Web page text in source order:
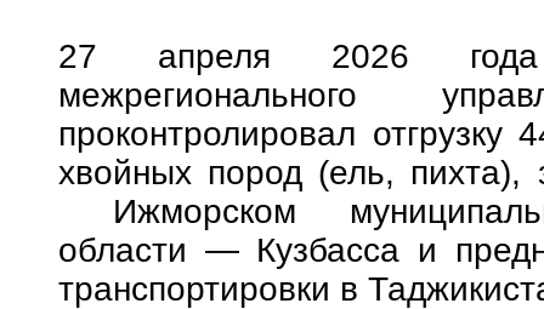
27 апреля 2026 года
межрегионального
проконтролировал
хвойных пород (ель, пихта),
Ижморском
области — Кузбасса и
транспортировки в